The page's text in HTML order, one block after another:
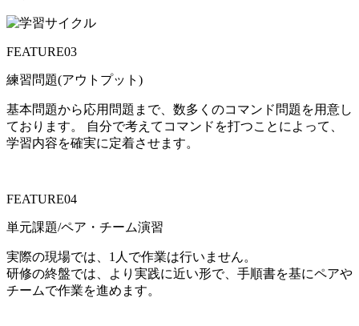
FEATURE03
練習問題(アウトプット)
基本問題から応用問題まで、数多くのコマンド問題を用意し
ております。 自分で考えてコマンドを打つことによって、
学習内容を確実に定着させます。
FEATURE04
単元課題/ペア・チーム演習
実際の現場では、1人で作業は行いません。
研修の終盤では、より実践に近い形で、手順書を基にペアや
チームで作業を進めます。